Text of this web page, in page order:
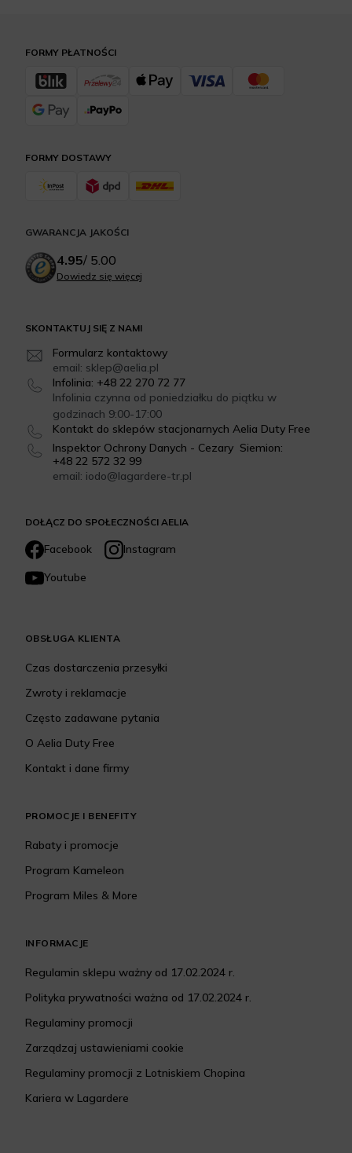
DOŁĄCZ DO SPOŁECZNOŚCI AELIA
Facebook
Instagram
Youtube
SKONTAKTUJ SIĘ Z NAMI
Formularz kontaktowy
email: sklep@aelia.pl
Infolinia: +48 22 270 72 77
Infolinia czynna od poniedziałku do piątku w
godzinach 9:00-17:00
Kontakt do sklepów stacjonarnych Aelia Duty Free
Inspektor Ochrony Danych - Cezary Siemion:
+48 22 572 32 99
email: iodo@lagardere-tr.pl
FORMY DOSTAWY
FORMY PŁATNOŚCI
OBSŁUGA KLIENTA
Czas dostarczenia przesyłki
Zwroty i reklamacje
Często zadawane pytania
O Aelia Duty Free
Kontakt i dane firmy
PROMOCJE I BENEFITY
Rabaty i promocje
Program Kameleon
Program Miles & More
INFORMACJE
Regulamin sklepu ważny od 17.02.2024 r.
Polityka prywatności ważna od 17.02.2024 r.
Regulaminy promocji
Zarządzaj ustawieniami cookie
Regulaminy promocji z Lotniskiem Chopina
Kariera w Lagardere
GWARANCJA JAKOŚCI
4.95/ 5.00
Dowiedz się więcej